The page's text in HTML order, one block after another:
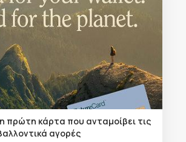
πρώτη κάρτα που ανταμοίβει τις
αγορές